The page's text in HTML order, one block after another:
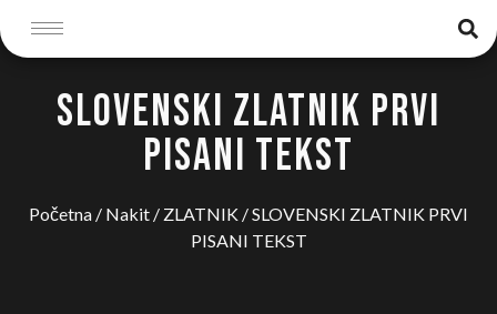
SLOVENSKI ZLATNIK PRVI
PISANI TEKST
Početna / Nakit / ZLATNIK / SLOVENSKI ZLATNIK PRVI
PISANI TEKST